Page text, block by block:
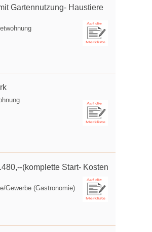
Gartennutzung- Haustiere
(komplette Start- Kosten
Gewerbe (Gastronomie)